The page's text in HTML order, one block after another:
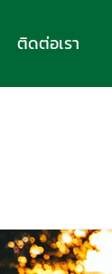
ติดต่อเรา